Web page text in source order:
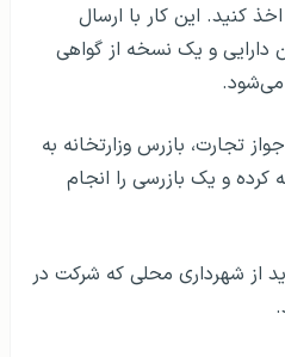
كنيد. این کار با ارسال
دارایی و یک نسخه از گواهی
می‌شود.
تجارت، بازرس وزارتخانه به
کرده و یک بازرسی را انجام
از شهرداری محلی که شرکت در